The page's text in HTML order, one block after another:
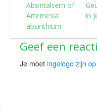
Absintalsem of
Artemesia
absinthium
in
Geef een
Je moetingelogd zijn op